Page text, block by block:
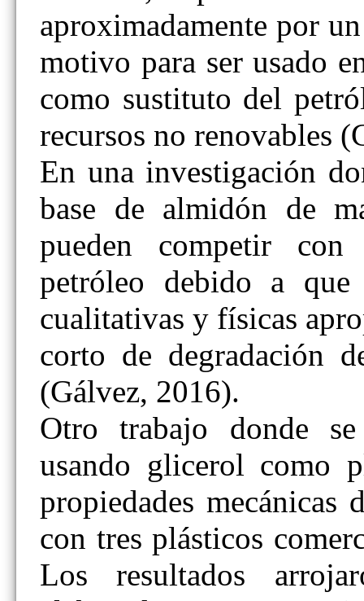
aproximadamente por
motivo para ser usado
como sustituto del
recursos no renovables
En una investigación
base de almidón de
pueden competir
petróleo debido a que
cualitativas y físicas
corto de degradación
(Gálvez, 2016).
Otro trabajo donde
usando glicerol como
propiedades mecánicas
con tres plásticos
Los resultados